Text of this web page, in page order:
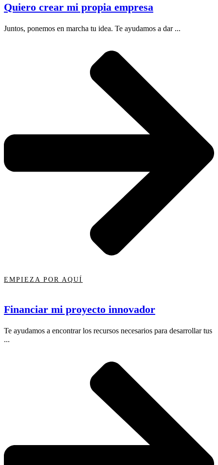
Quiero crear mi propia empresa
Juntos, ponemos en marcha tu idea. Te ayudamos a dar ...
EMPIEZA POR AQUÍ
Financiar mi proyecto innovador
Te ayudamos a encontrar los recursos necesarios para desarrollar tus
...